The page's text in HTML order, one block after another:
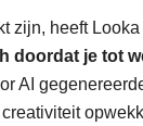
zijn, heeft
doordat je tot
AI